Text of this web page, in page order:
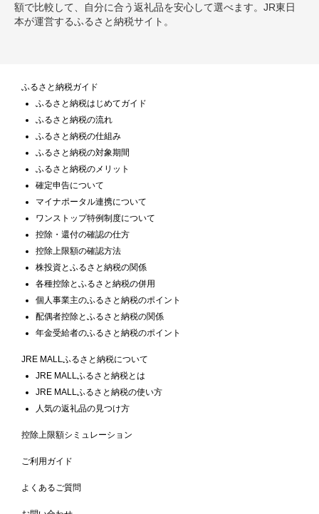
額で比較して、自分に合う返礼品を安心して選べます。JR東日
本が運営するふるさと納税サイト。
ふるさと納税ガイド
ふるさと納税はじめてガイド
ふるさと納税の流れ
ふるさと納税の仕組み
ふるさと納税の対象期間
ふるさと納税のメリット
確定申告について
マイナポータル連携について
ワンストップ特例制度について
控除・還付の確認の仕方
控除上限額の確認方法
株投資とふるさと納税の関係
各種控除とふるさと納税の併用
個人事業主のふるさと納税のポイント
配偶者控除とふるさと納税の関係
年金受給者のふるさと納税のポイント
JRE MALLふるさと納税について
JRE MALLふるさと納税とは
JRE MALLふるさと納税の使い方
人気の返礼品の見つけ方
控除上限額シミュレーション
ご利用ガイド
よくあるご質問